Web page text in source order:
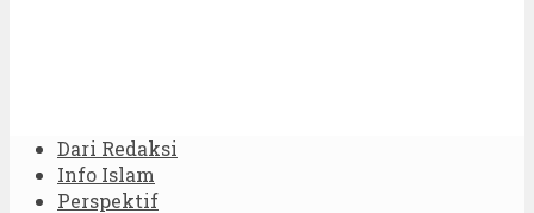
Dari Redaksi
Info Islam
Perspektif